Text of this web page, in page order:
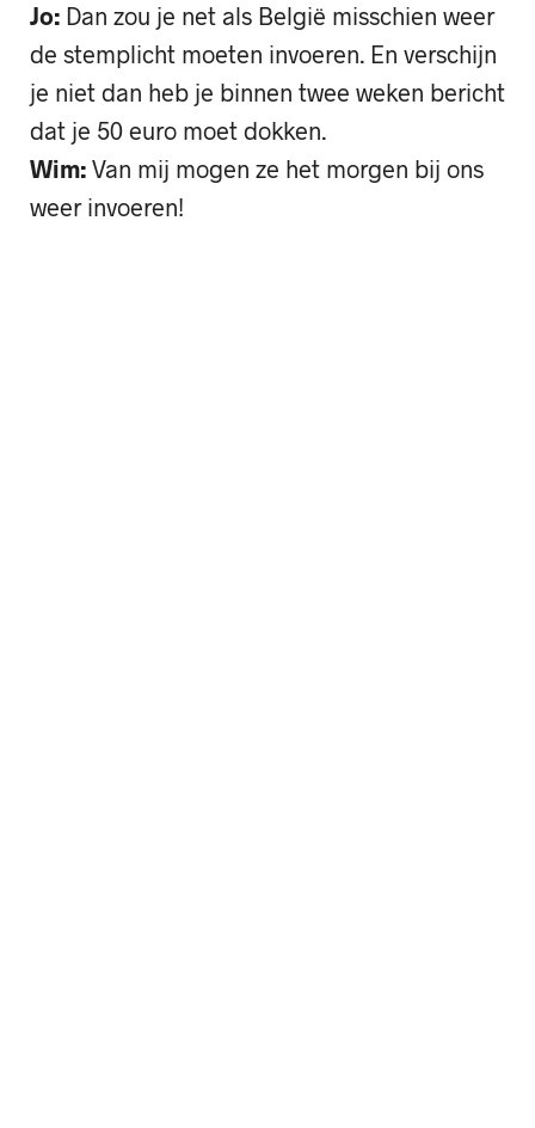
Jo: Dan zou je net als België misschien weer
de stemplicht moeten invoeren. En verschijn
je niet dan heb je binnen twee weken bericht
dat je 50 euro moet dokken.
Wim: Van mij mogen ze het morgen bij ons
weer invoeren!